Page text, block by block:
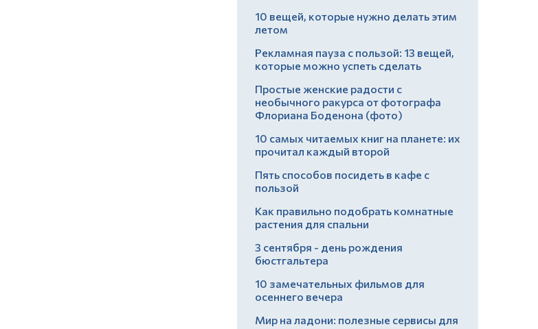
10 вещей, которые нужно делать этим
летом
Рекламная пауза с пользой: 13 вещей,
которые можно успеть сделать
Простые женские радости с
необычного ракурса от фотографа
Флориана Боденона (фото)
10 самых читаемых книг на планете: их
прочитал каждый второй
Пять способов посидеть в кафе с
пользой
Как правильно подобрать комнатные
растения для спальни
3 сентября - день рождения
бюстгальтера
10 замечательных фильмов для
осеннего вечера
Мир на ладони: полезные сервисы для